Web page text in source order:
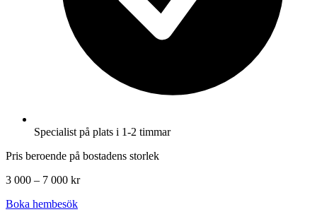
Specialist på plats i 1-2 timmar
Pris beroende på bostadens storlek
3 000 – 7 000 kr
Boka hembesök